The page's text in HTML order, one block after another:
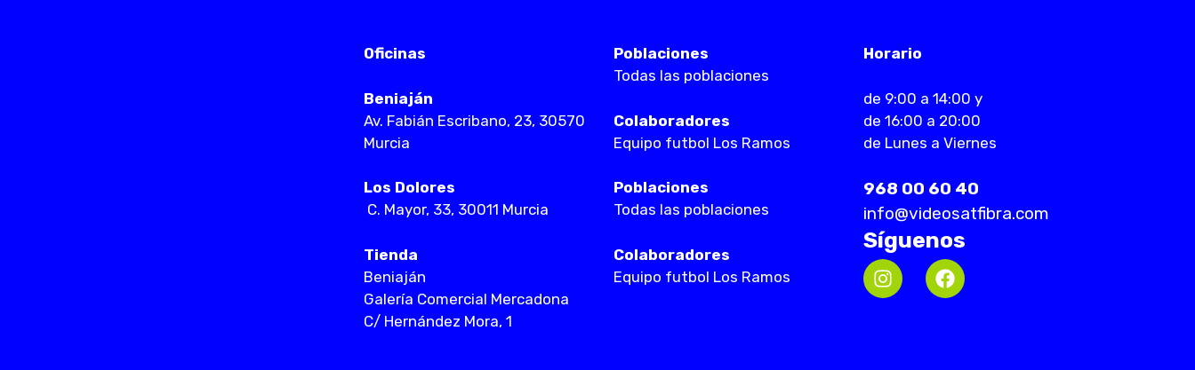
Oficinas
Beniaján
Av. Fabián Escribano, 23, 30570
Murcia
Los Dolores
C. Mayor, 33, 30011 Murcia
Tienda
Beniaján
Galería Comercial Mercadona
C/ Hernández Mora, 1
Poblaciones
Todas las poblaciones
Colaboradores
Equipo futbol Los Ramos
Poblaciones
Todas las poblaciones
Colaboradores
Equipo futbol Los Ramos
Horario
de 9:00 a 14:00 y
de 16:00 a 20:00
de Lunes a Viernes
968 00 60 40
info@videosatfibra.com
Síguenos